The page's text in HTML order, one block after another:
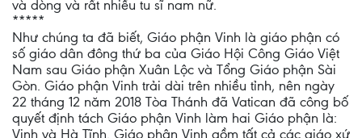
và dòng và rất nhiều tu sĩ nam nữ.
*****
Như chúng ta đã biết, Giáo phận Vinh là giáo phận có
số giáo dân đông thứ ba của Giáo Hội Công Giáo Việt
Nam sau Giáo phận Xuân Lộc và Tổng Giáo phận Sài
Gòn. Giáo phận Vinh trải dài trên nhiều tỉnh, nên ngày
22 tháng 12 năm 2018 Tòa Thánh đã Vatican đã công bố
quyết định tách Giáo phận Vinh làm hai Giáo phận là:
Vinh và Hà Tĩnh. Giáo phận Vinh gồm tất cả các giáo xứ